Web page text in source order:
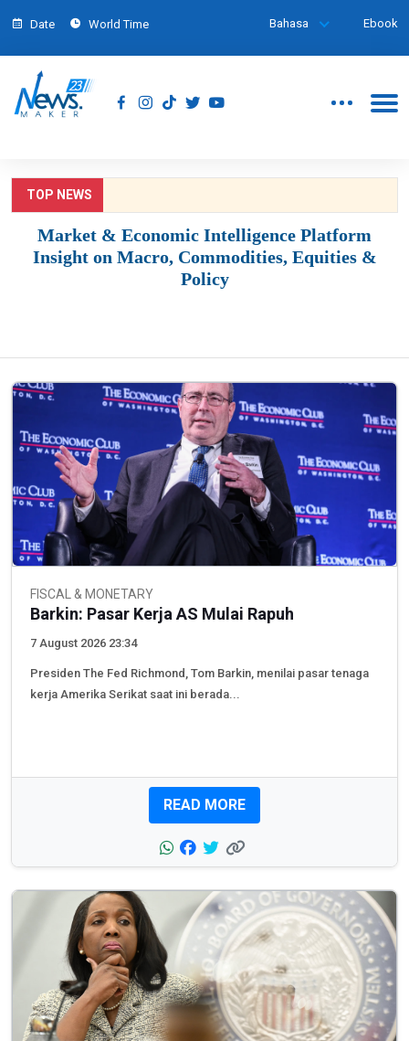
Date World Time Bahasa Ebook
TOP NEWS
Market & Economic Intelligence Platform
Insight on Macro, Commodities, Equities &
Policy
FISCAL & MONETARY
Barkin: Pasar Kerja AS Mulai Rapuh
7 August 2026 23:34
Presiden The Fed Richmond, Tom Barkin, menilai pasar tenaga
kerja Amerika Serikat saat ini berada...
READ MORE